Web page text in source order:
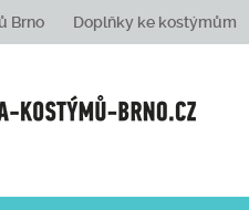
Brno Doplňky ke kostýmům